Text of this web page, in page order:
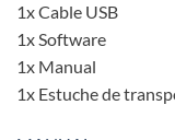
1x Cable USB
1x Software
1x Manual
1x Estuche de